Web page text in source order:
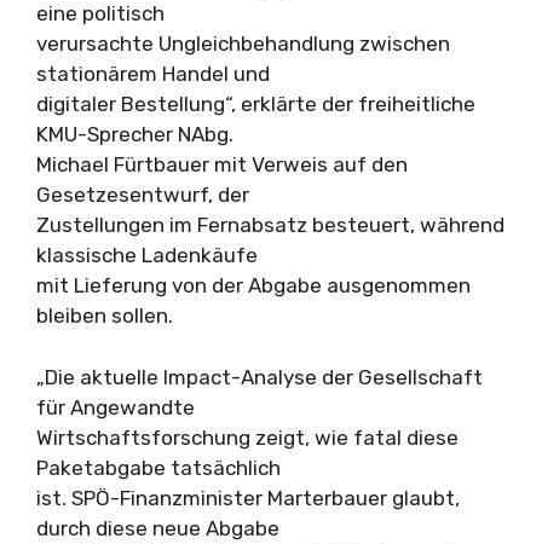
eine politisch
verursachte Ungleichbehandlung zwischen
stationärem Handel und
digitaler Bestellung“, erklärte der freiheitliche
KMU-Sprecher NAbg.
Michael Fürtbauer mit Verweis auf den
Gesetzesentwurf, der
Zustellungen im Fernabsatz besteuert, während
klassische Ladenkäufe
mit Lieferung von der Abgabe ausgenommen
bleiben sollen.
„Die aktuelle Impact-Analyse der Gesellschaft
für Angewandte
Wirtschaftsforschung zeigt, wie fatal diese
Paketabgabe tatsächlich
ist. SPÖ-Finanzminister Marterbauer glaubt,
durch diese neue Abgabe